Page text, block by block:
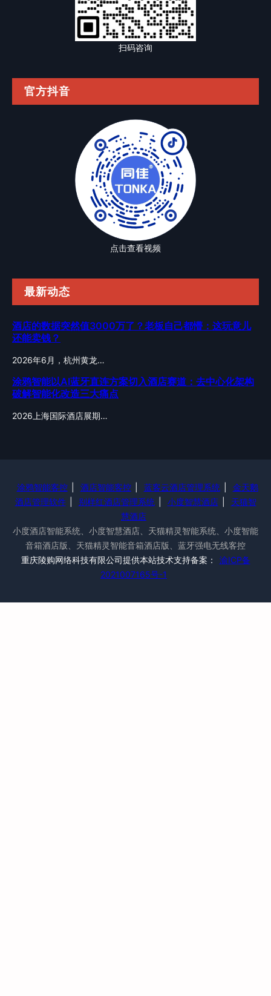
扫码咨询
官方抖音
点击查看视频
最新动态
酒店的数据突然值3000万了？老板自己都懵：这玩意儿
还能卖钱？
2026年6月，杭州黄龙…
涂鸦智能以AI蓝牙直连方案切入酒店赛道：去中心化架构
破解智能化改造三大痛点
2026上海国际酒店展期…
涂鸦智能客控 酒店智能客控 蓝客云酒店管理系统
金天鹅
酒店管理软件
别样红酒店管理系统 小度智慧酒店
天猫智
慧酒店
小度酒店智能系统、小度智慧酒店、天猫精灵智能系统、小度智能
音箱酒店版、天猫精灵智能音箱酒店版、蓝牙强电无线客控
重庆陵购网络科技有限公司提供本站技术支持备案：
渝ICP备
2021007165号-1